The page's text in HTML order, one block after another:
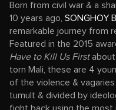
Born from civil war & a
10 years ago, SONGHOY
remarkable journey from
Featured in the 2015
Have to Kill Us Firstabout
torn Mali, these are 4
of the violence &
tumult & divided by